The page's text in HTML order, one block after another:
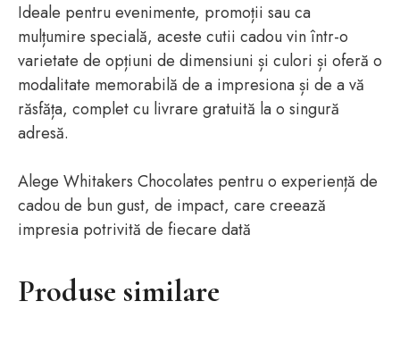
Ideale pentru evenimente, promoții sau ca
mulțumire specială, aceste cutii cadou vin într-o
varietate de opțiuni de dimensiuni și culori și oferă o
modalitate memorabilă de a impresiona și de a vă
răsfăța, complet cu livrare gratuită la o singură
adresă.
Alege Whitakers Chocolates pentru o experiență de
cadou de bun gust, de impact, care creează
impresia potrivită de fiecare dată
Produse similare